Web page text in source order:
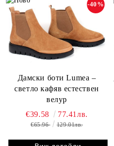
Дамски боти Lumea –
светло кафяв естествен
велур
-40%
€39.58 77.41лв.
€65.96 129.01лв.